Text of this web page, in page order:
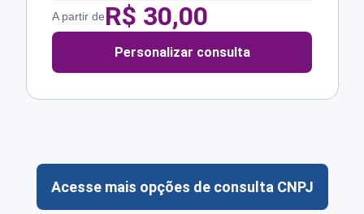
A partir deR$ 30,00
Personalizar consulta
Acesse mais opções de consulta CNPJ